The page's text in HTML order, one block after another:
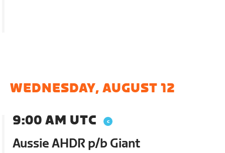
WEDNESDAY, AUGUST 12
9:00 AM UTC
Aussie AHDR p/b Giant